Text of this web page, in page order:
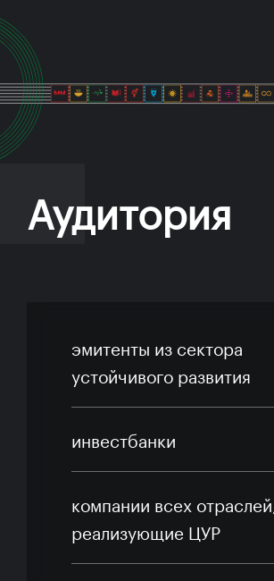
Аудитория
эмитенты из сектора
устойчивого развития
инвестбанки
компании всех
реализующие ЦУР